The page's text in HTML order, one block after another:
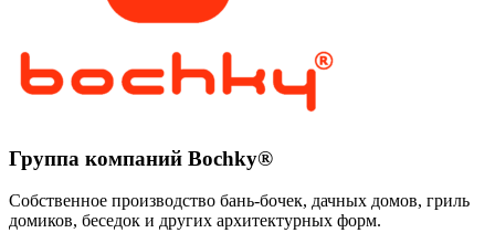
Группа компаний Bochky®
Собственное производство бань-бочек, дачных домов, гриль
домиков, беседок и других архитектурных форм.